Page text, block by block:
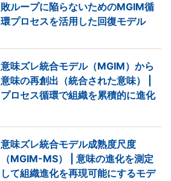
敗ループに陥らないためのMGIM循
環プロセスを活用した回復モデル
意味ズレ統合モデル（MGIM）から
意味の再創出（統合された意味） |
プロセス循環で組織を累積的に進化
意味ズレ統合モデル成熟度尺度
（MGIM-MS） | 意味の進化を測定
して組織進化を再現可能にするモデ